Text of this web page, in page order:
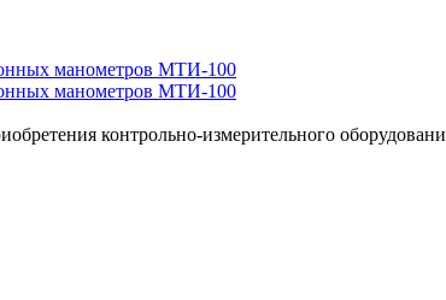
контрольно-измерительного